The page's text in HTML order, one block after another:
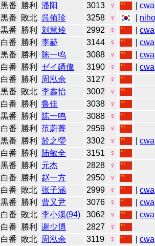
黒番 勝利 潘阳 3013 ♀ |cwa
黒番 敗北 呉侑珍 3258 ♀
黒番 勝利 刘慧玲 2992 ♀ |cwa
白番 勝利 李赫 3144 ♀ |cwa
黒番 勝利 陈一鸣 3088 ♀ |cwa
白番 勝利 ゼイ廼偉 3190 ♀ |cwa
白番 勝利 周泓余 3127
♀
黒番 敗北 李鑫怡 3002
♀
白番 勝利 鲁佳 3038
♀
黒番 勝利 陈一鸣 3088
♀
白番 勝利 范蔚菁 2959
♀
黒番 勝利 於之瑩 3302 ♀ |cwa
白番 勝利 陆敏全 3151
♀
黒番 勝利 元杰 2828
♀
白番 勝利 赵一方 2950
♀
白番 敗北 张子涵 2999 ♀ |cwa
黒番 勝利 曹又尹 3076 ♀ |cwa
白番 敗北 李小溪(94) 3062 ♀ |cwa
白番 勝利 谢少博 2827
♀
白番 敗北 周泓余 3119 ♀ |cwa